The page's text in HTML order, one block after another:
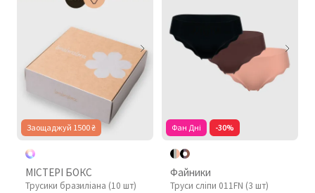
Заощаджуй 1500 ₴
МІСТЕРІ БОКС
Трусики бразиліана (10 шт)
Фан Дні -30%
Файники
Труси сліпи 011FN (3 шт)